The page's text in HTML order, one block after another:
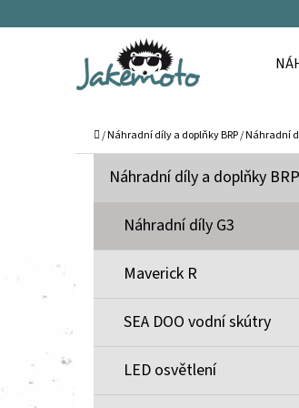
Domů
/Náhradní díly a doplňky BRP/Náhradní
R
Přeskočit
K
G
Náhradní díly a doplňky BRP
Náhradní díly G3
Maverick R
SEA DOO vodní skútry
LED osvětlení
obchodu
obchodu